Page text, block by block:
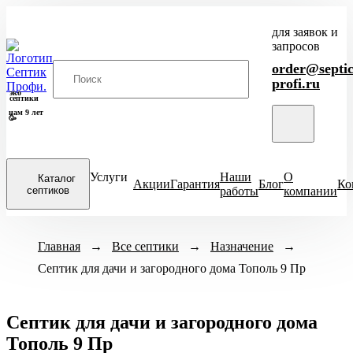
эко
септики
нам 9 лет
🥳
для заявок и
запросов
profi.ru
Каталог
септиков
Модели септиков
Итал
ХИТ
Диамант
Астра
Назначение
Для кухни
Для дачи
Кол-во человек
1-3 чел
9-10 чел
Закрыть
меню
Услуги
АкцииГарантия
Наши
работы
Блог
О
компании
Главная → Все септики → Назначение
→
Септик для дачи и загородного дома Тополь 9 Пр
Септик для дачи и загородного дома
Тополь 9 Пр